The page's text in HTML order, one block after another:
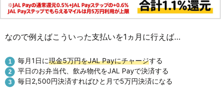
なので例えばこういった支払いを1ヵ月に行えば…
毎月1日に現金5万円をJAL Payにチャージする
平日のお弁当代、飲み物代をJAL Payで決済する
毎日2,500円決済すればひと月で5万円決済になる